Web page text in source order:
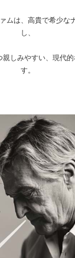
ムは、高貴で希少な
し、
しみやすい、現代
す。